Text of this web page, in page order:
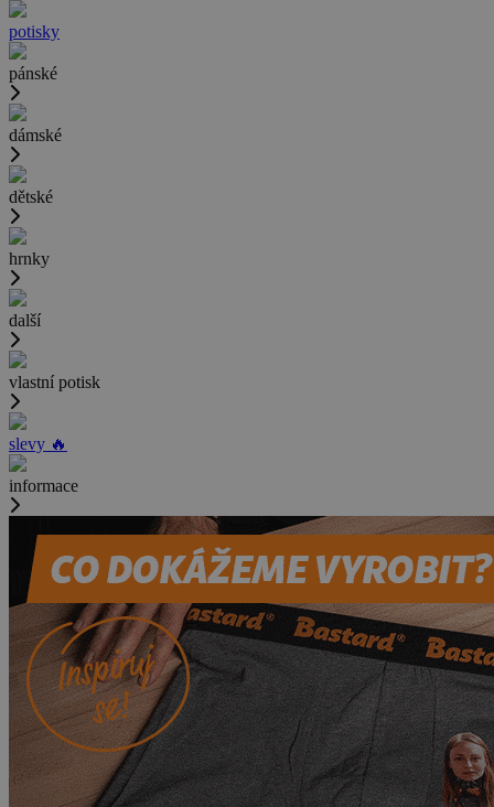
potisky
pánské
dámské
dětské
hrnky
další
vlastní potisk
slevy 🔥
informace